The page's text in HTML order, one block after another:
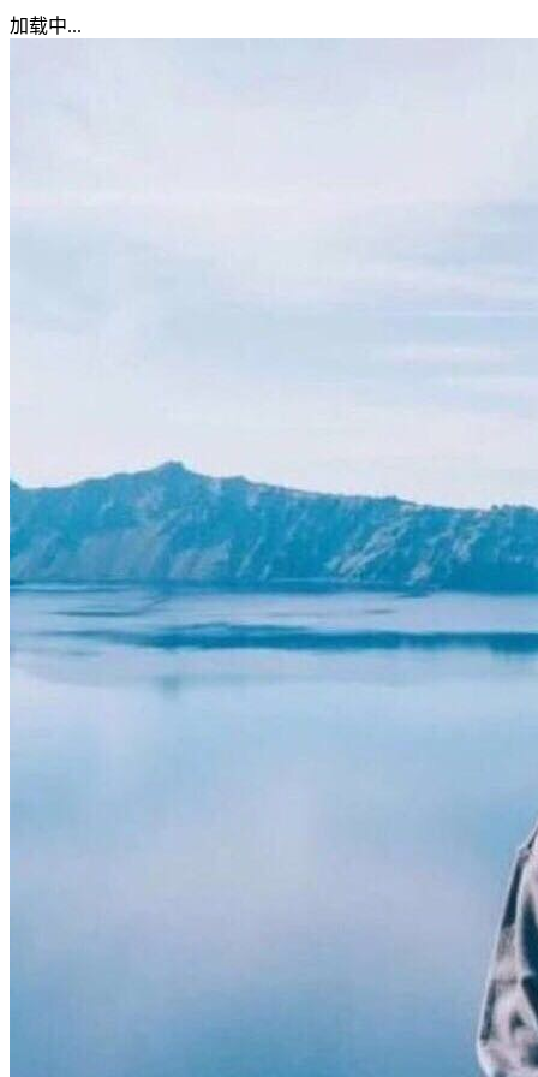
加载中...